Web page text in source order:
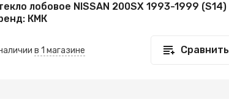
лобовое NISSAN 200SX 1993-1999 (S14)
КМК
в 1 магазине Сравнить